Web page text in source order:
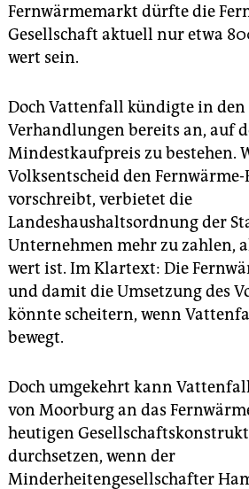
Fernwärmemarkt dürfte die
Gesellschaft aktuell nur etwa
wert sein.
Doch Vattenfall kündigte in
Verhandlungen bereits an, auf
Mindestkaufpreis zu bestehen.
Volksentscheid den
vorschreibt, verbietet die
Landeshaushaltsordnung der
Unternehmen mehr zu zahlen,
wert ist. Im Klartext: Die
und damit die Umsetzung des
könnte scheitern, wenn
bewegt.
Doch umgekehrt kann
von Moorburg an das
heutigen
durchsetzen, wenn der
Minderheitengesellschafter